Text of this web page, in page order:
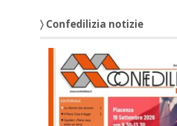
〉 Confedilizia notizie